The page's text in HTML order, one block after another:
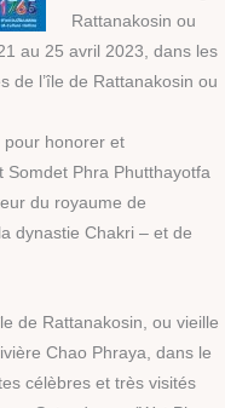
Rattanakosin ou
au 25 avril 2023, dans les
de l’île de Rattanakosin ou
pour honorer et
Phra Phutthayotfa
du royaume de
dynastie Chakri – et de
de Rattanakosin, ou vieille
Chao Phraya, dans le
célèbres et très visités